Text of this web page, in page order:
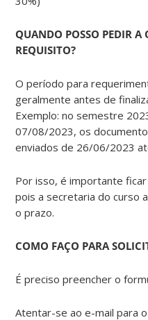
QUANDO POSSO PEDIR A
REQUISITO?
O período para
geralmente antes de
Exemplo: no semestre
07/08/2023, os
enviados de 26/06/2023
Por isso, é importante
pois a secretaria do curso
o prazo.
COMO FAÇO PARA
É preciso preencher o
Atentar-se ao e-mail para